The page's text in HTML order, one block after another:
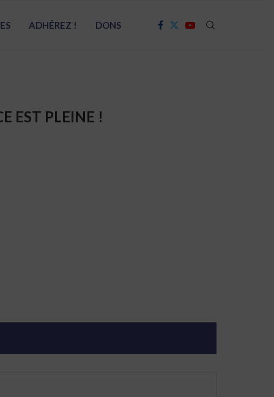
ADHÉREZ ! DONS
EST PLEINE !